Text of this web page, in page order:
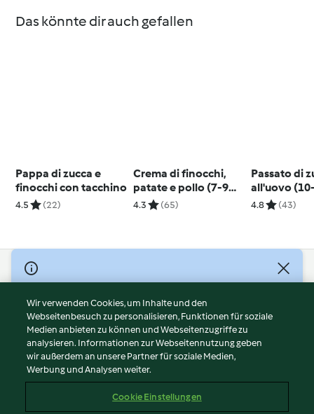
Das könnte dir auch gefallen
Pappa di zucca e
finocchi con tacchino
4.5 (22)
Crema di finocchi,
patate e pollo (7-9
mesi)
4.3 (65)
Passato di
all'uovo
4.8 (43)
© Copyright 2026
Nutzungsbedingungen
Datenschutzrichtlinien
Disclaimer
Impressum
Cookies
Abo kündigen
Wir verwenden Cookies, um Inhalte und den
Webseitenbesuch zu personalisieren, Funktionen für soziale
Medien anbieten zu können und Webseitenzugriffe zu
analysieren. Informationen zur Webseitennutzung geben
wir außerdem an unsere Partner für soziale Medien,
Werbung und Analysen weiter.
Cookie Einstellungen